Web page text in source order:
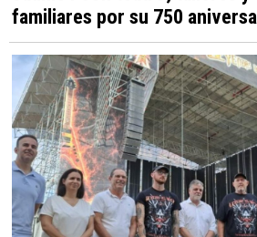
familiares por su 750